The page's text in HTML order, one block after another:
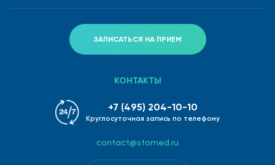
услуги, оказываемые ВНЕ клиники.
ЗАПИСАТЬСЯ НА ПРИЕМ
КОНТАКТЫ
+7 (495) 204-10-10
Круглосуточная запись по телефону
contact@stomed.ru